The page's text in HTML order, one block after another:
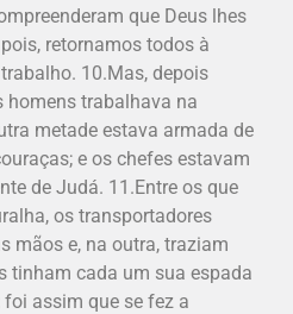
que Deus lhes
retornamos todos à
10.Mas, depois
homens trabalhava na
metade estava armada de
e os chefes estavam
de Judá. 11.Entre os que
os transportadores
mãos e, na outra, traziam
tinham cada um sua espada
assim que se fez a